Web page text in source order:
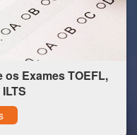
Exames TOEFL,